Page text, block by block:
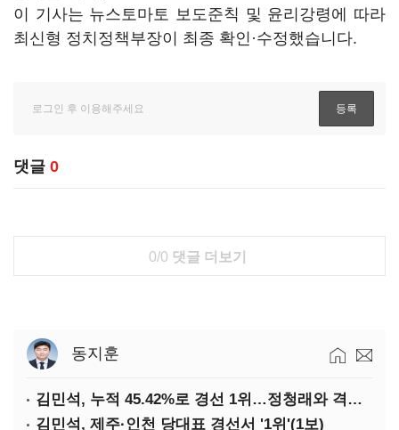
이 기사는 뉴스토마토 보도준칙 및 윤리강령에 따라
최신형 정치정책부장이 최종 확인·수정했습니다.
댓글 0
0/0 댓글 더보기
동지훈
김민석, 누적 45.42%로 경선 1위…정청래와 격차 0.86%p(2보)
김민석, 제주·인천 당대표 경선서 '1위'(1보)